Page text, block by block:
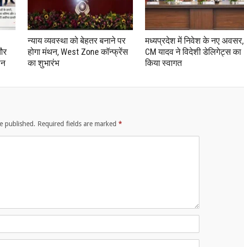
न्याय व्यवस्था को बेहतर बनाने पर
होगा मंथन, West Zone कॉन्फ्रेंस
का शुभारंभ
मध्यप्रदेश में निवेश के नए अवसर,
CM यादव ने विदेशी डेलिगेट्स का
किया स्वागत
published. Required fields are marked *